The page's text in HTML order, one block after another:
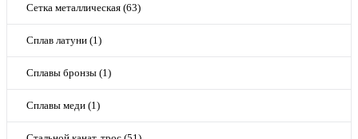
Сетка металлическая (63)
Сплав латуни (1)
Сплавы бронзы (1)
Сплавы меди (1)